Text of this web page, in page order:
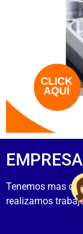
EMPRESA
Tenemos mas de
realizamos